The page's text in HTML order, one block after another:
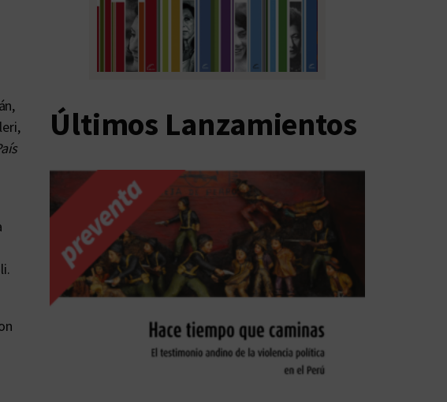
Últimos Lanzamientos